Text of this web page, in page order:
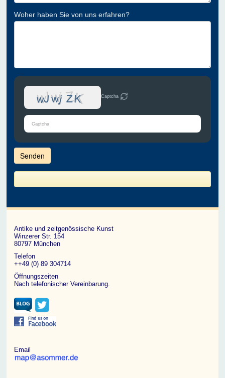
Woher haben Sie von uns erfahren?
Captcha
gib
die
im
CAPTCHA
angezeigten
bestätigen,
ein
Mensch
bist.
Antike und zeitgenössische Kunst
Winzerer Str. 154
80797 München
Telefon
++49 (0) 89 304714
Öffnungszeiten
Nach telefonischer Vereinbarung.
Email